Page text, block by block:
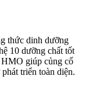
thức dinh dưỡng
10 dưỡng chất tốt
giúp củng cố
triển toàn diện.